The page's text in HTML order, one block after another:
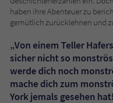
haben ihre Abenteuer zu
gemütlich zurücklehnen und
„Von einem Teller
sicher nicht so
werde dich noch
mache dich zum
York jemals gesehen
überprüfen.